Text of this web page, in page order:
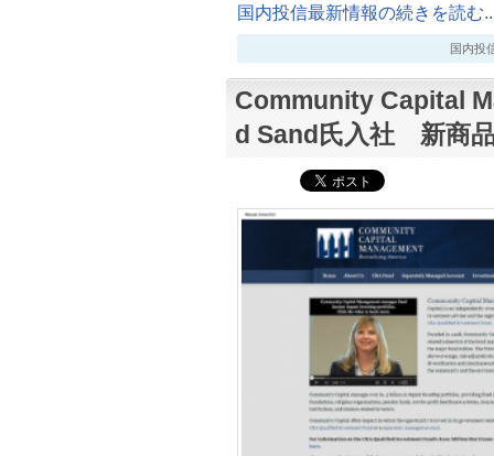
国内投信最新情報の続きを読む
国内投
Community Capital
d Sand氏入社 新商